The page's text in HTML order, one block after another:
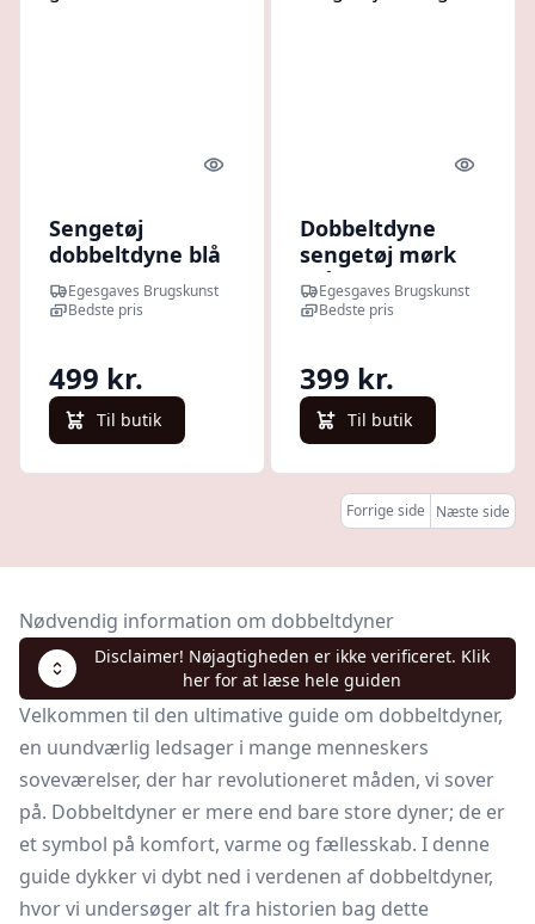
Quick look
Sengetøj
dobbeltdyne blå
og gult mønster
Egesgaves Brugskunst
Bedste pris
499 kr.
Til butik
Quick
Dobbeltdyne
sengetøj mørk
gråEgesgaves Brugskunst
Bedste pris
399 kr.
Til butik
Forrige side Næste side
Nødvendig information om dobbeltdyner
Disclaimer! Nøjagtigheden er ikke verificeret. Klik
her for at læse hele guiden
Velkommen til den ultimative guide om dobbeltdyner,
en uundværlig ledsager i mange menneskers
soveværelser, der har revolutioneret måden, vi sover
på. Dobbeltdyner er mere end bare store dyner; de er
et symbol på komfort, varme og fællesskab. I denne
guide dykker vi dybt ned i verdenen af dobbeltdyner,
hvor vi undersøger alt fra historien bag dette